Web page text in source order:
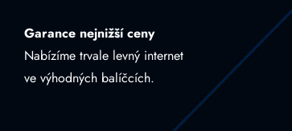
Garance nejnižší ceny
Nabízíme trvale levný internet
ve výhodných balíčcích.